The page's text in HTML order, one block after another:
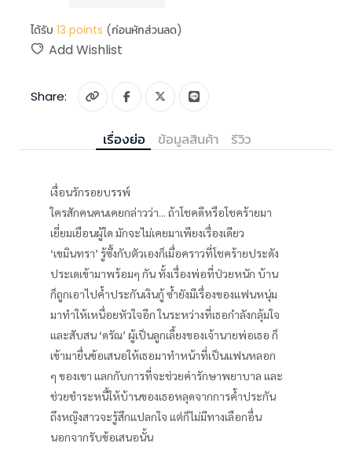
ได้รับ 13 points (ก่อนหักส่วนลด)
Add Wishlist
Share:
เรื่องย่อ ข้อมูลสินค้า รีวิว
เงื่อนรักรอยบรรพ์
ใครสักคนคนเคยกล่าวว่า... ถ้าโชคดีหรือโชคร้ายมา
เยี่ยมเยือนผู้ใด มักจะไม่เคยมาเพียงเรื่องเดียว
‘เขมินทรา’ รู้ซึ้งกับตัวเองก็เมื่อคราวที่โชคร้ายประดัง
ประเดเข้ามาพร้อมๆ กัน ทั้งเรื่องพ่อที่ป่วยหนัก บ้าน
ก็ถูกเอาไปค้ำประกันเงินกู้ ซ้ำยังมีเรื่องของแฟนหนุ่ม
มาทำให้เหนื่อยหัวใจอีก ในระหว่างที่เธอกำลังกลุ้มใจ
และสับสน ‘ดรัณ’ ผู้เป็นลูกเลี้ยงของเจ้านายพ่อเธอ ก็
เข้ามายื่นข้อเสนอให้เธอมาทำหน้าที่เป็นแฟนหลอก
ๆ ของเขา แลกกับการที่จะช่วยค่ารักษาพยาบาล และ
ช่วยชำระหนี้ให้บ้านของเธอหลุดจากการค้ำประกัน
ถึงหญิงสาวจะรู้สึกแปลกใจ แต่ก็ไม่มีทางเลือกอื่น
นอกจากรับข้อเสนอนั้น